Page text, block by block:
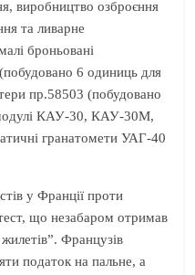
виробництво озброєння
та ливарне
броньовані
6 одиниць для
пр.58503 (побудовано
КАУ-30, КАУ-30М,
гранатомети УАГ-40
у Франції проти
що незабаром отримав
Французів
податок на пальне, а